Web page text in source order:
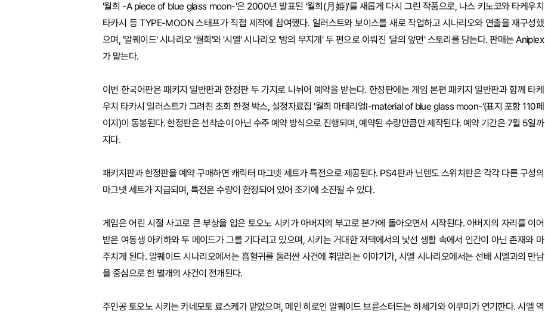
'월희 -A piece of blue glass moon-'은 2000년 발표된 '월희(月姫)'를 새롭게 다시 그린 작품으로, 나스 키노코와 타케우치
타카시 등 TYPE-MOON 스태프가 직접 제작에 참여했다. 일러스트와 보이스를 새로 작업하고 시나리오와 연출을 재구성했
으며, '알퀘이드' 시나리오 '월희'와 '시엘' 시나리오 '밤의 무지개' 두 편으로 이뤄진 '달의 앞면' 스토리를 담는다. 판매는 Aniplex
가 맡는다.
이번 한국어판은 패키지 일반판과 한정판 두 가지로 나뉘어 예약을 받는다. 한정판에는 게임 본편 패키지 일반판과 함께 타케
우치 타카시 일러스트가 그려진 초회 한정 박스, 설정자료집 '월희 마테리얼Ⅰ-material of blue glass moon-'(표지 포함 110페
이지)이 동봉된다. 한정판은 선착순이 아닌 수주 예약 방식으로 진행되며, 예약된 수량만큼만 제작된다. 예약 기간은 7월 5일까
지다.
패키지판과 한정판을 예약 구매하면 캐릭터 마그넷 세트가 특전으로 제공된다. PS4판과 닌텐도 스위치판은 각각 다른 구성의
마그넷 세트가 지급되며, 특전은 수량이 한정되어 있어 조기에 소진될 수 있다.
게임은 어린 시절 사고로 큰 부상을 입은 토오노 시키가 아버지의 부고로 본가에 돌아오면서 시작된다. 아버지의 자리를 이어
받은 여동생 아키하와 두 메이드가 그를 기다리고 있으며, 시키는 거대한 저택에서의 낯선 생활 속에서 인간이 아닌 존재와 마
주치게 된다. 알퀘이드 시나리오에서는 흡혈귀를 둘러싼 사건에 휘말리는 이야기가, 시엘 시나리오에서는 선배 시엘과의 만남
을 중심으로 한 별개의 사건이 전개된다.
주인공 토오노 시키는 카네모토 료스케가 맡았으며, 메인 히로인 알퀘이드 브륜스터드는 하세가와 이쿠미가 연기한다. 시엘 역